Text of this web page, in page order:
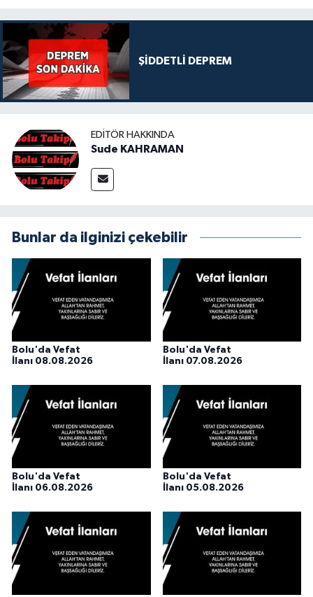
ŞİDDETLİ DEPREM
EDITÖR HAKKINDA
Sude KAHRAMAN
Bunlar da ilginizi çekebilir
Bolu'da Vefat
İlanı 08.08.2026
Bolu'da Vefat
İlanı 07.08.2026
Bolu'da Vefat
İlanı 06.08.2026
Bolu'da Vefat
İlanı 05.08.2026